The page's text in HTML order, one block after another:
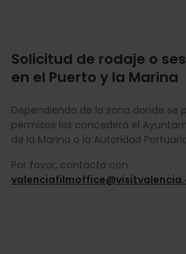
Solicitud de rodaje o
en el Puerto y la Marina
Dependiendo de la zona donde se
permisos los concederá el
de la Marina o la Autoridad
Por favor, contacta con